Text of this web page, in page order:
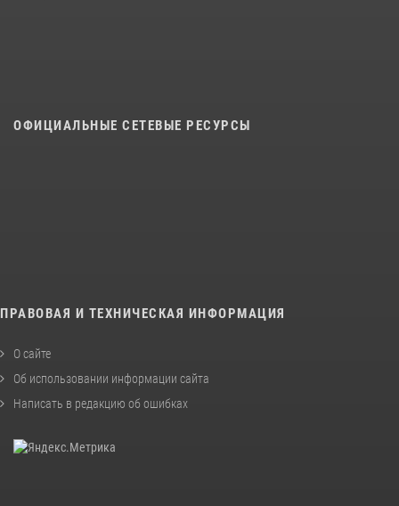
ОФИЦИАЛЬНЫЕ СЕТЕВЫЕ РЕСУРСЫ
ПРАВОВАЯ И ТЕХНИЧЕСКАЯ ИНФОРМАЦИЯ
О сайте
Об использовании информации сайта
Написать в редакцию об ошибках